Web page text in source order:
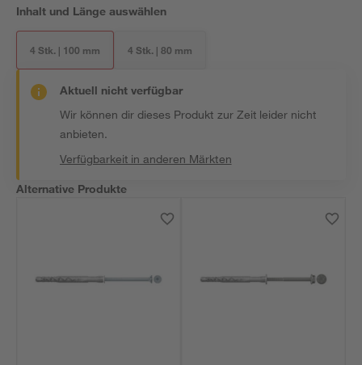
Inhalt und Länge auswählen
4 Stk. | 100 mm 4 Stk. | 80 mm
Aktuell nicht verfügbar
Wir können dir dieses Produkt zur Zeit leider nicht
anbieten.
Verfügbarkeit in anderen Märkten
Alternative Produkte